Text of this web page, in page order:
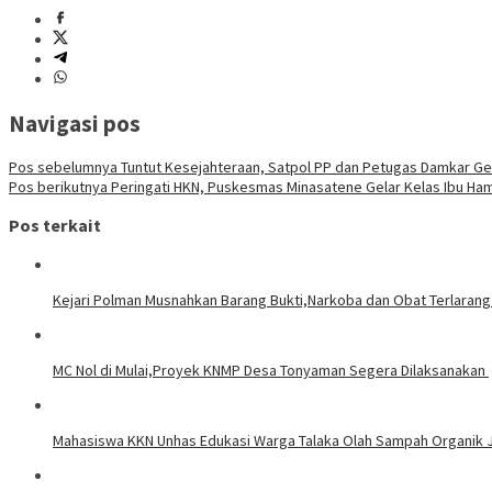
Navigasi pos
Pos sebelumnya Tuntut Kesejahteraan, Satpol PP dan Petugas Damkar
Pos berikutnya Peringati HKN, Puskesmas Minasatene Gelar Kelas Ibu
Pos terkait
Kejari Polman Musnahkan Barang Bukti,Narkoba dan Obat
MC Nol di Mulai,Proyek KNMP Desa Tonyaman Segera Dilaksanakan
Mahasiswa KKN Unhas Edukasi Warga Talaka Olah Sampah